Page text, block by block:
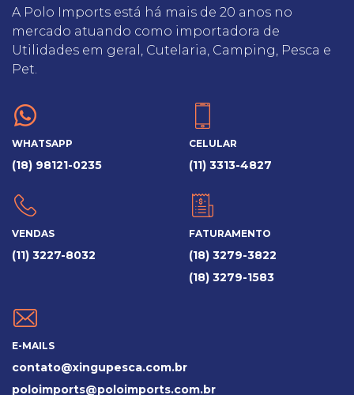
A Polo Imports está há mais de 20 anos no
mercado atuando como importadora de
Utilidades em geral, Cutelaria, Camping, Pesca e
Pet.
WHATSAPP
(18) 98121-0235
CELULAR
(11) 3313-4827
VENDAS
(11) 3227-8032
FATURAMENTO
(18) 3279-3822
(18) 3279-1583
E-MAILS
contato@xingupesca.com.br
poloimports@poloimports.com.br